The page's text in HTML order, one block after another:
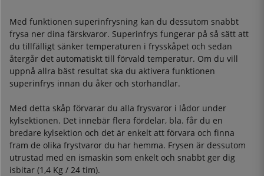
Med funktionen superinfrysning kan du dessutom snabbt
frysa ner dina färskvaror. Superinfrys fungerar på så sätt att
du tillfälligt sänker temperaturen i frysskåpet och sedan
återgår det automatiskt till förvald temperatur. Om du vill
uppnå allra bäst resultat ska du aktivera funktionen
superinfrys innan du åker och storhandlar.
Med detta skåp förvarar du alla frysvaror i lådor under
kylsektionen. Det innebär flera fördelar, bla. får du en
bredare kylsektion och det är enkelt att förvara och finna
fram de olika frystvaror du har hemma. Frysen är dessutom
utrustad med en ismaskin som enkelt och snabbt ger dig
isbitar (1,4 Kg / 24 tim).